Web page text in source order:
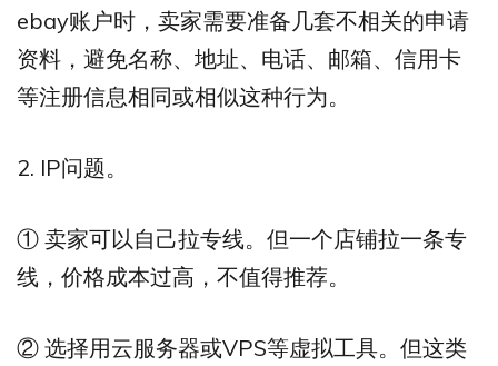
ebay账户时，卖家需要准备几套不相关的申请
资料，避免名称、地址、电话、邮箱、信用卡
等注册信息相同或相似这种行为。
2. IP问题。
① 卖家可以自己拉专线。但一个店铺拉一条专
线，价格成本过高，不值得推荐。
② 选择用云服务器或VPS等虚拟工具。但这类